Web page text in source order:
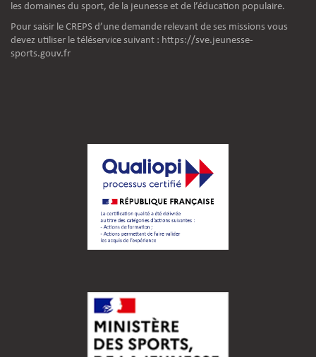
les domaines du sport, de la jeunesse et de l’éducation populaire.
Pour saisir le CREPS d’une demande relevant de ses missions vous
devez utiliser le téléservice suivant : https://sve.jeunesse-
sports.gouv.fr